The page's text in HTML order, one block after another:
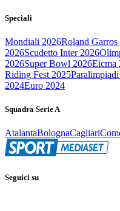
Speciali
Mondiali 2026Roland Garros
2026Scudetto Inter 2026
2026Super Bowl 2026Eicma
Riding Fest 2025
2024Euro 2024
Squadra Serie A
AtalantaBolognaCagliari
Seguici su